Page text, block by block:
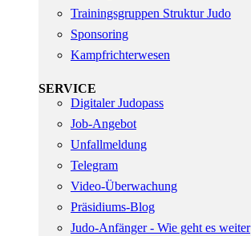
Trainingsgruppen Struktur Judo
Sponsoring
Kampfrichterwesen
SERVICE
Digitaler Judopass
Job-Angebot
Unfallmeldung
Telegram
Video-Überwachung
Präsidiums-Blog
Judo-Anfänger - Wie geht es weiter